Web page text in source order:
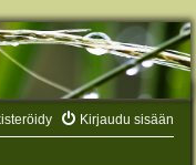
Kirjaudu sisään